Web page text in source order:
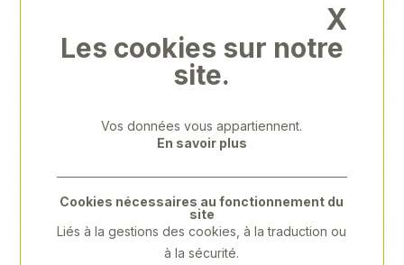
Previous
X
Les cookies sur notre
site.
Vos données vous appartiennent.
En savoir plus
Cookies nécessaires au fonctionnement du
site
Liés à la gestions des cookies, à la traduction ou
à la sécurité.